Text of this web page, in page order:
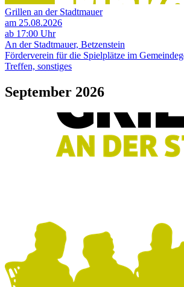
Grillen an der Stadtmauer
am 25.08.2026
ab 17:00 Uhr
An der Stadtmauer, Betzenstein
Förderverein für die Spielplätze im
Treffen, sonstiges
September 2026